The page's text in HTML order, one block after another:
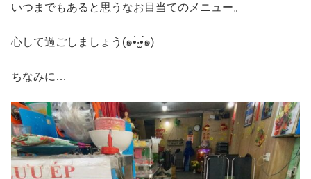
いつまでもあると思うなお目当てのメニュー。
心して過ごしましょう(๑•̀‧̫•́๑)
ちなみに…